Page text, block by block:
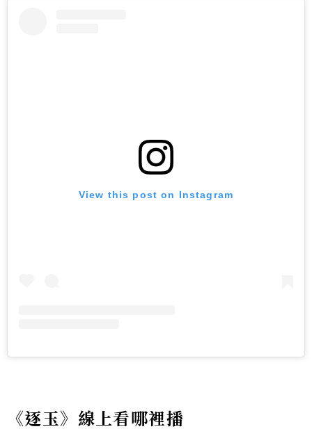
View this post on Instagram
《逐玉》線上看哪裡播